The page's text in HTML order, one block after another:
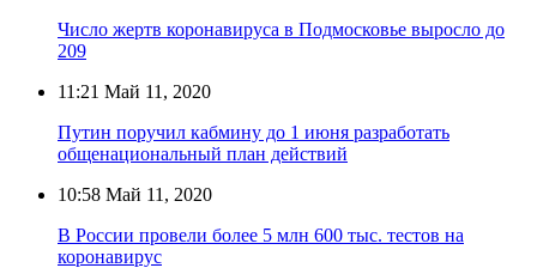
Число жертв коронавируса в Подмосковье выросло до
209
11:21 Май 11, 2020
Путин поручил кабмину до 1 июня разработать
общенациональный план действий
10:58 Май 11, 2020
В России провели более 5 млн 600 тыс. тестов на
коронавирус